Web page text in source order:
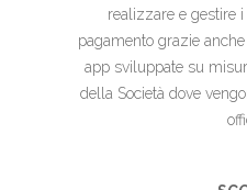
realizzare e gestire
pagamento grazie
app sviluppate su
della Società dove